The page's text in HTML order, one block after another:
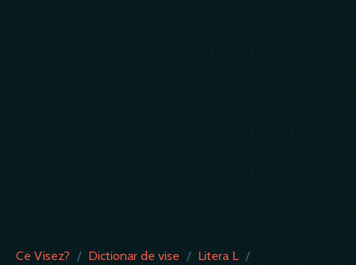
Ce Visez? / Dictionar de vise / Litera L /